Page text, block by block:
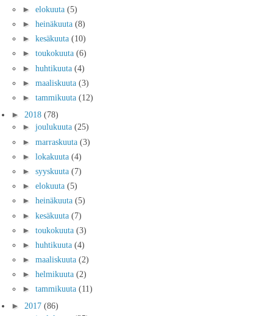
► elokuuta (5)
► heinäkuuta (8)
► kesäkuuta (10)
► toukokuuta (6)
► huhtikuuta (4)
► maaliskuuta (3)
► tammikuuta (12)
► 2018 (78)
► joulukuuta (25)
► marraskuuta (3)
► lokakuuta (4)
► syyskuuta (7)
► elokuuta (5)
► heinäkuuta (5)
► kesäkuuta (7)
► toukokuuta (3)
► huhtikuuta (4)
► maaliskuuta (2)
► helmikuuta (2)
► tammikuuta (11)
► 2017 (86)